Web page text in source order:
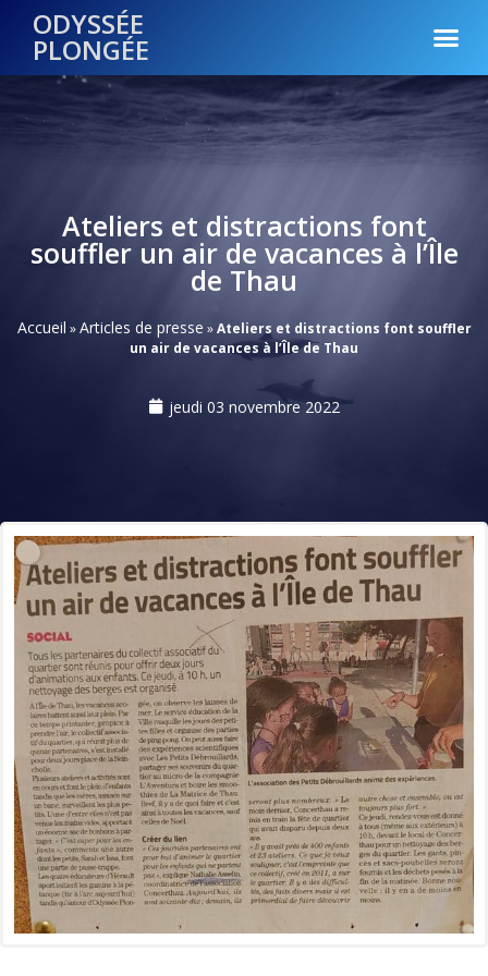
ODYSSÉE
PLONGÉE
Ateliers et distractions font
souffler un air de vacances à l’Île
de Thau
Accueil »Articles de presse »Ateliers et distractions font souffler
un air de vacances à l’Île de Thau
jeudi 03 novembre 2022